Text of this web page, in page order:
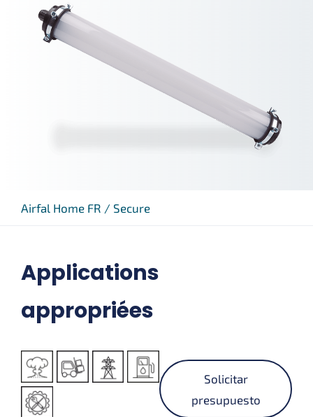
Airfal Home FR / Secure
Applications
appropriées
Solicitar
presupuesto